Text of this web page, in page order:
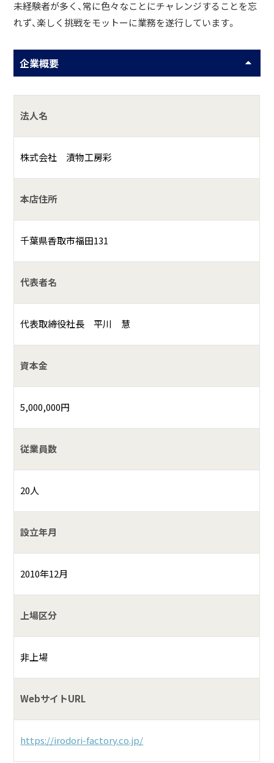
未経験者が多く、常に色々なことにチャレンジすることを忘
れず、楽しく挑戦をモットーに業務を遂行しています。
企業概要
法人名
株式会社 漬物工房彩
本店住所
千葉県香取市福田131
代表者名
代表取締役社長 平川 慧
資本金
5,000,000円
従業員数
20人
設立年月
2010年12月
上場区分
非上場
WebサイトURL
https://irodori-factory.co.jp/